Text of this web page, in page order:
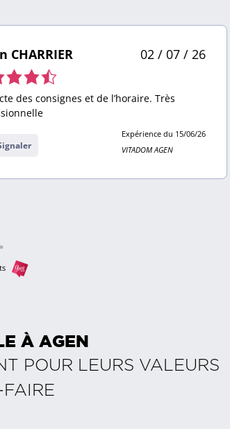
CHARRIER 02 / 07 / 26
des consignes et de l’horaire. Très
Expérience du 15/06/26
VITADOM AGEN
À AGEN
POUR LEURS VALEURS
FAIRE